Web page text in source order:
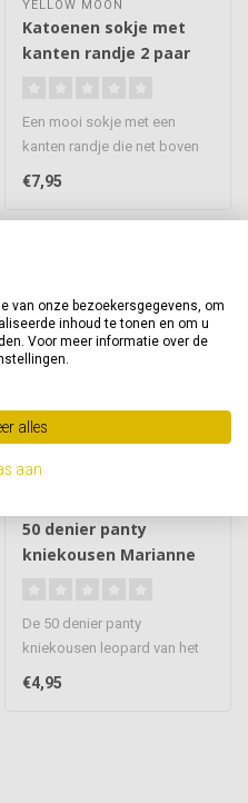
YELLOW MOON
Katoenen sokje met
kanten randje 2 paar
Een mooi sokje met een
kanten randje die net boven
enkel..
€7,95
50 denier panty
kniekousen Marianne
De 50 denier panty
kniekousen leopard van het
merk Marianne zijn mooie
kousjes d..
€4,95
van onze bezoekersgegevens, om
inhoud te tonen en om u
Voor meer informatie over de
alles
aan